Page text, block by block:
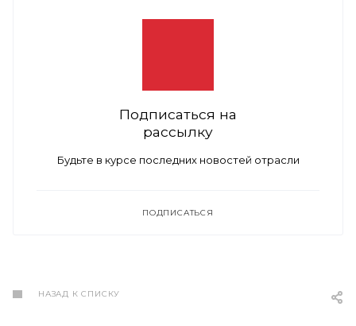
Подписаться на
рассылку
Будьте в курсе последних новостей отрасли
ПОДПИСАТЬСЯ
НАЗАД К СПИСКУ